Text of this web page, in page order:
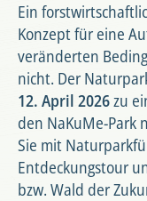
Ein
Konzept für eine
veränderten
nicht. Der
12. April 2026zu
den NaKuMe-Park
Sie mit
Entdeckungstour
bzw. Wald der